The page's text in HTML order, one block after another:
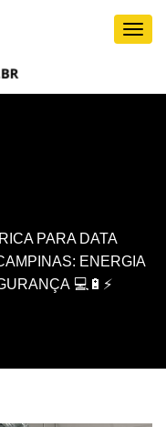
PARA DATA
ENERGIA
💻🔋⚡